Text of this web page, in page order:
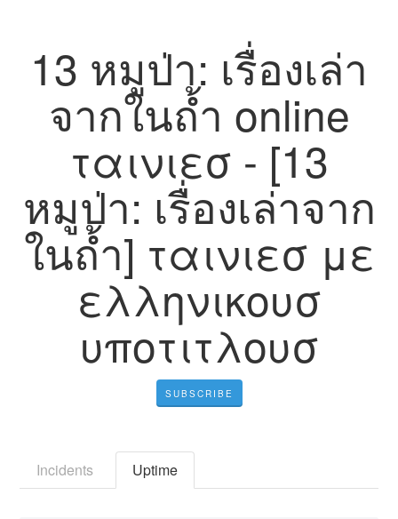
13 หมูป่า: เรื่องเล่า
จากในถ้ำ online
ταινιεσ - [13
หมูป่า: เรื่องเล่าจาก
ในถ้ำ] ταινιεσ με
ελληνικουσ
υποτιτλουσ
SUBSCRIBE
Incidents Uptime